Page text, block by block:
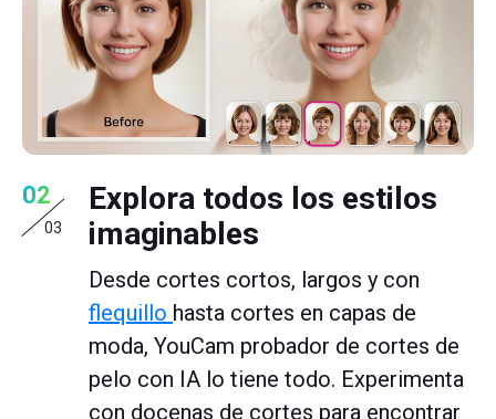
02
03
Explora todos los estilos
imaginables
Desde cortes cortos, largos y con
flequillo hasta cortes en capas de
moda, YouCam probador de cortes de
pelo con IA lo tiene todo. Experimenta
con docenas de cortes para encontrar